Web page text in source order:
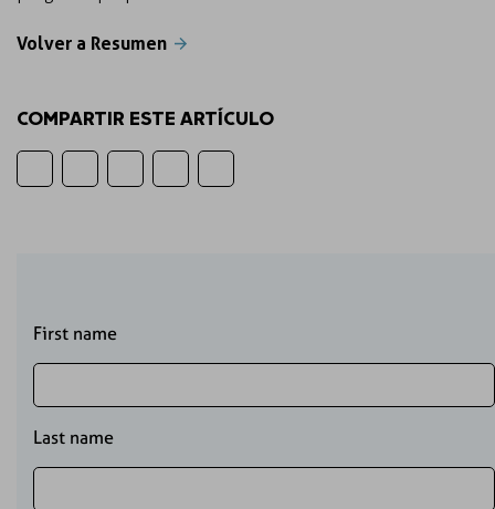
Volver a Resumen
COMPARTIR ESTE ARTÍCULO
First name
Last name